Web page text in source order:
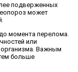
подверженных
может
момента перелома.
или
Важным
больше